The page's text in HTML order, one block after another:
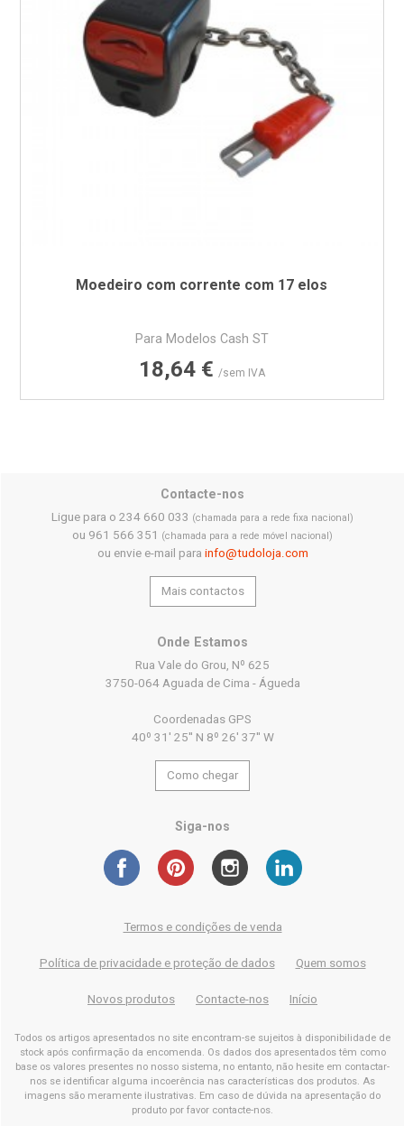
Moedeiro com corrente com 17 elos
Para Modelos Cash ST
Preço
18,64 € /sem IVA
Contacte-nos
Ligue para o 234 660 033 (chamada para a rede fixa nacional)
ou 961 566 351 (chamada para a rede móvel nacional)
ou envie e-mail para info@tudoloja.com
Mais contactos
Onde Estamos
Rua Vale do Grou, Nº 625
3750-064 Aguada de Cima - Águeda
Coordenadas GPS
40º 31' 25'' N 8º 26' 37'' W
Como chegar
Siga-nos
Termos e condições de venda
Política de privacidade e proteção de dados Quem somos
Novos produtos Contacte-nos Início
Todos os artigos apresentados no site encontram-se sujeitos à disponibilidade de
stock após confirmação da encomenda. Os dados dos apresentados têm como
base os valores presentes no nosso sistema, no entanto, não hesite em contactar-
nos se identificar alguma incoerência nas características dos produtos. As
imagens são meramente ilustrativas. Em caso de dúvida na apresentação do
produto por favor contacte-nos.